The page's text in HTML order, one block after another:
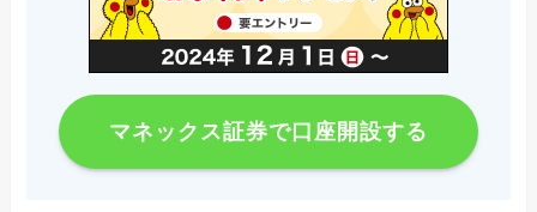
マネックス証券で口座開設する